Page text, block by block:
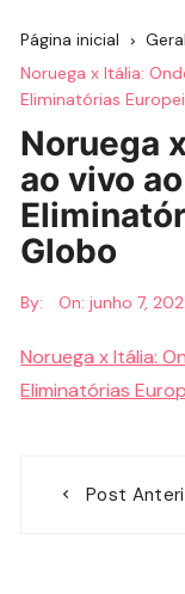
Página inicial
Geral
Noruega x Itália:
Eliminatórias
Noruega
ao vivo
Globo
By: On:junho 7,
Noruega x Itália:
Eliminatórias
Post